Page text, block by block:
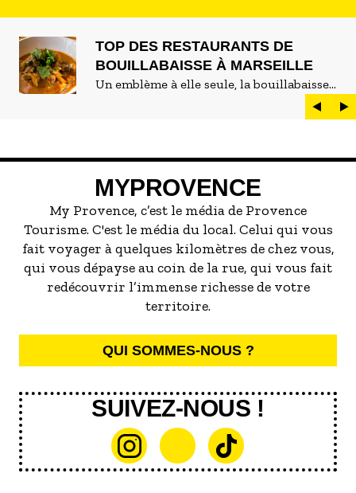
TOP DES RESTAURANTS DE
BOUILLABAISSE À MARSEILLE
Un emblème à elle seule, la bouillabaisse
est LE plat marseillais par excellence. On
peut d'ailleurs vite être submergé·e par la
servir la meilleure...
MYPROVENCE
My Provence, c’est le média de Provence
Tourisme. C'est le média du local. Celui qui vous
fait voyager à quelques kilomètres de chez vous,
qui vous dépayse au coin de la rue, qui vous fait
redécouvrir l’immense richesse de votre
territoire.
QUI SOMMES-NOUS ?
SUIVEZ-NOUS !